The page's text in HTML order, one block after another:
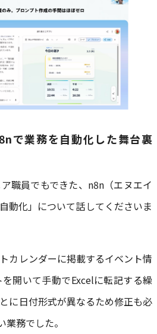
で業務を自動化した舞台裏
職員でもできた、n8n（エヌエイ
動化」について話してくださいま
カレンダーに掲載するイベント情
開いて手動でExcelに転記する繰
に日付形式が異なるため修正も必
務でした。